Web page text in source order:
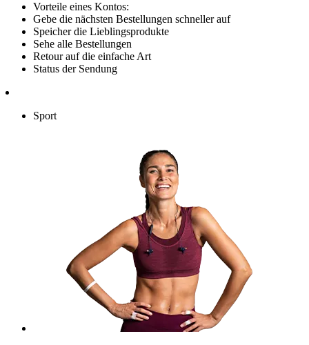
Vorteile eines Kontos:
Gebe die nächsten Bestellungen schneller auf
Speicher die Lieblingsprodukte
Sehe alle Bestellungen
Retour auf die einfache Art
Status der Sendung
Sport